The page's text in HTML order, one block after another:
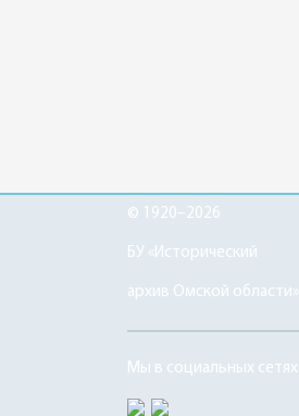
© 1920–2026
БУ «Исторический
архив Омской области»
Мы в социальных сетях